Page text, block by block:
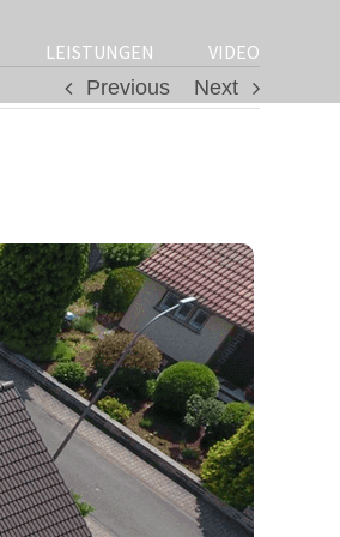
LEISTUNGEN
VIDEO
Previous
Next